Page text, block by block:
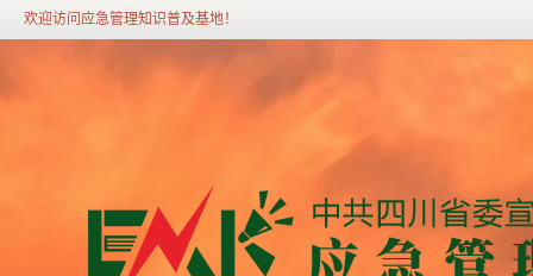
欢迎访问应急管理知识普及基地！